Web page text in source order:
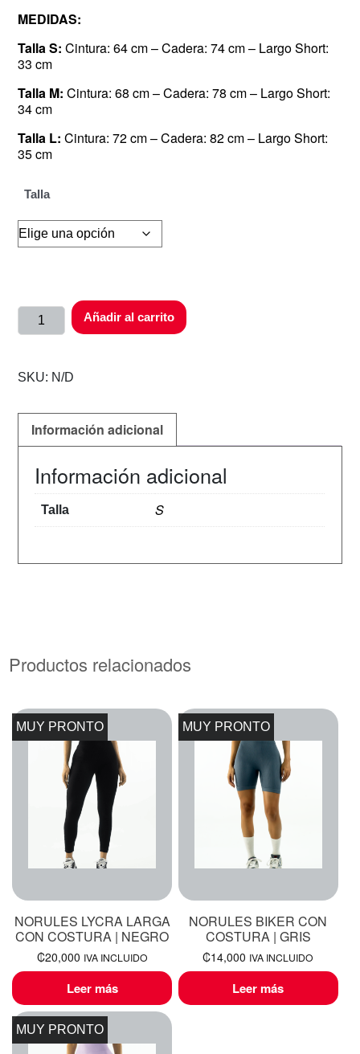
MEDIDAS:
Talla S: Cintura: 64 cm – Cadera: 74 cm – Largo Short:
33 cm
Talla M: Cintura: 68 cm – Cadera: 78 cm – Largo Short:
34 cm
Talla L: Cintura: 72 cm – Cadera: 82 cm – Largo Short:
35 cm
Talla
Añadir al carrito
SKU: N/D
Información adicional
Información adicional
Talla S
Productos relacionados
MUY PRONTO
NORULES LYCRA LARGA
CON COSTURA | NEGRO
₡20,000 IVA INCLUIDO
Leer más
MUY PRONTO
NORULES BIKER CON
COSTURA | GRIS
₡14,000 IVA INCLUIDO
Leer más
MUY PRONTO